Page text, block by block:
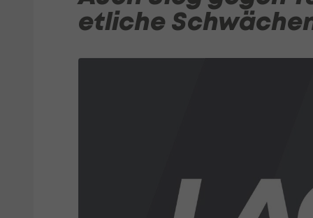
etliche